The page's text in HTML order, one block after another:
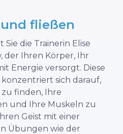
fließen
die Trainerin Elise
der Ihren Körper, Ihr
Energie versorgt. Diese
sich darauf,
finden, Ihre
und Ihre Muskeln zu
Geist mit einer
Übungen wie der